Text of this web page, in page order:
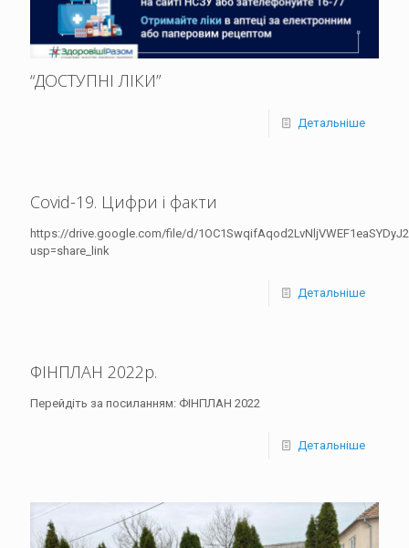
“ДОСТУПНІ ЛІКИ”
Детальніше
Covid-19. Цифри і факти
https://drive.google.com/file/d/
usp=share_link
Детальніше
ФІНПЛАН 2022р.
Перейдіть за посиланням: ФІНПЛАН 2022
Детальніше